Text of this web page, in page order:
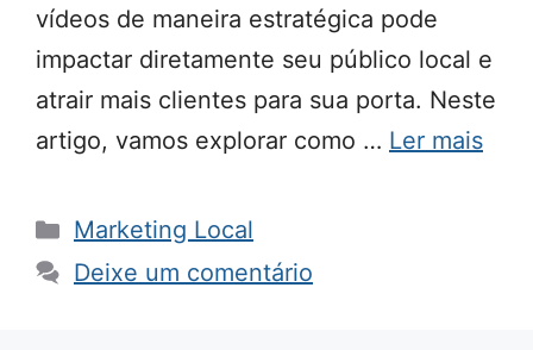
vídeos de maneira estratégica pode
impactar diretamente seu público local e
atrair mais clientes para sua porta. Neste
artigo, vamos explorar como … Ler mais
Categorias
Marketing Local
Deixe um comentário